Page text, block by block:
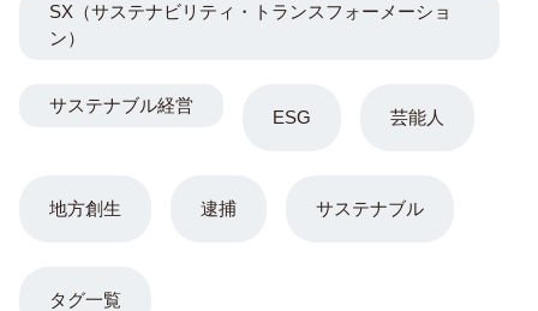
ESG 芸能人
地方創生 逮捕 サステナブル
SX（サステナビリティ・トランスフォーメーショ
ン）
サステナブル経営
タグ一覧